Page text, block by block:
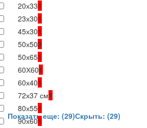
20х331
23х301
45х301
50х503
50х651
60Х601
60х401
72х37 см1
80х551
90х601
Показать еще: (29)Скрыть: (29)